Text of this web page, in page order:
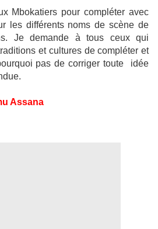
Mbokatiers pour compléter avec
les différents noms de scène de
Je demande à tous ceux qui
et cultures de compléter et
pas de corriger toute idée
Assana